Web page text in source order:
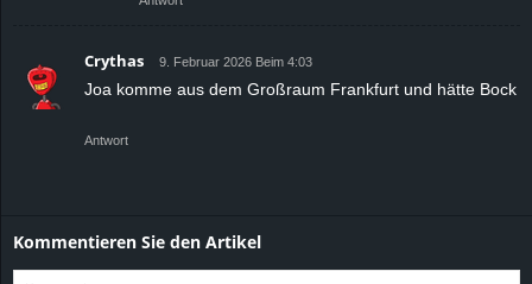
Crythas 9. Februar 2026 Beim 4:03
Joa komme aus dem Großraum Frankfurt und hätte Bock
Antwort
Kommentieren Sie den Artikel